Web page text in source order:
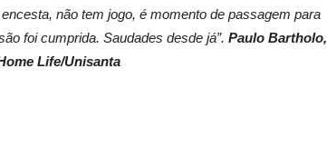
não tem jogo, é momento de passagem para
foi cumprida. Saudades desde já”. Paulo Bartholo,
Life/Unisanta